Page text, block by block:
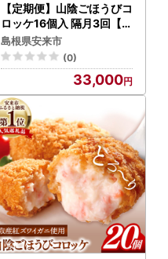
【定期便】山陰ごほうびコ
ロッケ16個入 隔月3回【8
0g 16個 カニ クリーム コ
ロッケ ごほうび ごちそう
美味しい パーティー おも
てなし 人気 簡単 時短 タイ
ムパフォーマンス 小分け
べにずわいがに ズワイガ
ニ とろとろ 定期便 冷凍 お
かず 惣菜 島根県 安来市】
【価格変更】【33-SF-19
】
島根県安来市
(0)
33,000